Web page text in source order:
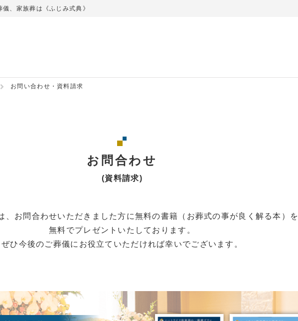
、家族葬は《ふじみ式典》
お問い合わせ・資料請求
お問合わせ
(資料請求)
、お問合わせいただきました方に無料の書籍（お葬式の事が良く解る本）を
無料でプレゼントいたしております。
ぜひ今後のご葬儀にお役立ていただければ幸いでございます。